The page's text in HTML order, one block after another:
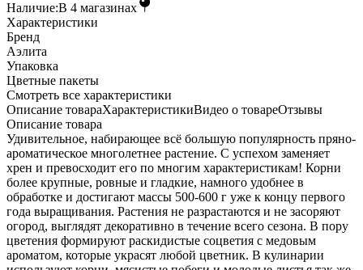
Наличие:В 4 магазинах
Характеристики
Бренд
Аэлита
Упаковка
Цветные пакеты
Cмотреть все характеристики
Описание товараХарактеристикиВидео о товареОтзывы
Описание товара
Удивительное, набирающее всё большую популярность пряно-
ароматическое многолетнее растение. С успехом заменяет
хрен и превосходит его по многим характеристикам! Корни
более крупные, ровные и гладкие, намного удобнее в
обработке и достигают массы 500-600 г уже к концу первого
года выращивания. Растения не разрастаются и не засоряют
огород, выглядят декоративно в течение всего сезона. В пору
цветения формируют раскидистые соцветия с медовым
ароматом, которые украсят любой цветник. В кулинарии